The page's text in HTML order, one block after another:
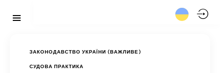
ЗАКОНОДАВСТВО УКРАЇНИ (ВАЖЛИВЕ)
СУДОВА ПРАКТИКА